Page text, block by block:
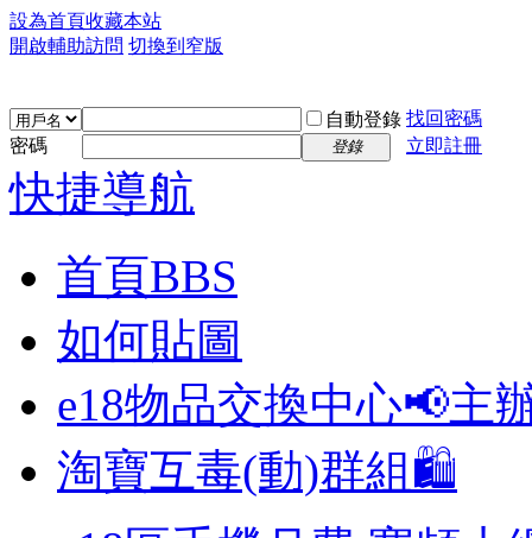
設為首頁收藏本站
開啟輔助訪問 切換到窄版
自動登錄 找回密碼
密碼
登錄 立即註冊
快捷導航
首頁BBS
如何貼圖
e18物品交換中心📢主
淘寶互毒(動)群組🛍️